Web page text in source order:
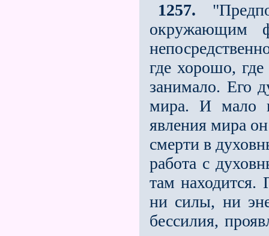
1257.
окружающим
где хорошо,
занимало. Его
мира. И мало
явления мира
смерти в
работа с
там находится.
ни силы, ни
бессилия,